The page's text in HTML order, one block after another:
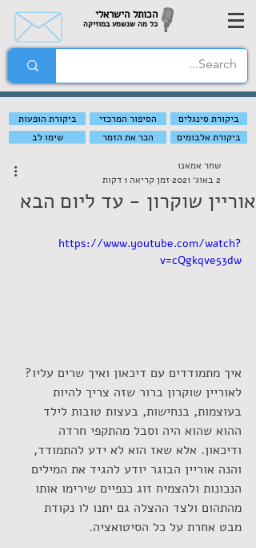
הכותל הישראלי
כל מה שנשמע במוזיקה
ביקורת הופעות הסיפור המרכזי
ביקורת סינגלים
שימו לב
הכר את הזמר ביקורת אלבומים
אוריין שוקרון - עד ליום הבא
שחר אמאנו
2 באוג׳ 2021
זמן קריאה 1 דקות
https://www.youtube.com/watch?
v=cQgkqve53dw
איך מתמודדים עם דיכאון ואיך שרים עליו?
לאוריין שוקרון ברור שזה צריך להיות
בעוצמות, בנחישות, בעצות טובות לילד
ההוא שהוא היה וסבל מהתקפי חרדה
ודיכאון. אלא שאז הוא לא ידע להתמודד,
והנה אוריין הבוגר יודע להגיד את המילים
הנכונות ולהצמיח זוג כנפיים שירימו אותו
מהתהום ולצד ההצלה גם יתנו לו נקודת
מבט אחרת על כל הסיטואציה.